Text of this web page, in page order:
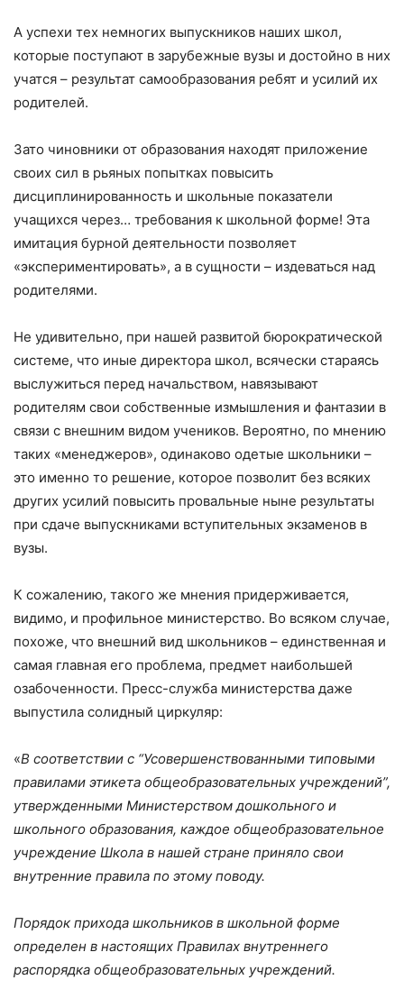
А успехи тех немногих выпускников наших школ,
которые поступают в зарубежные вузы и достойно в них
учатся – результат самообразования ребят и усилий их
родителей.
Зато чиновники от образования находят приложение
своих сил в рьяных попытках повысить
дисциплинированность и школьные показатели
учащихся через… требования к школьной форме! Эта
имитация бурной деятельности позволяет
«экспериментировать», а в сущности – издеваться над
родителями.
Не удивительно, при нашей развитой бюрократической
системе, что иные директора школ, всячески стараясь
выслужиться перед начальством, навязывают
родителям свои собственные измышления и фантазии в
связи с внешним видом учеников. Вероятно, по мнению
таких «менеджеров», одинаково одетые школьники –
это именно то решение, которое позволит без всяких
других усилий повысить провальные ныне результаты
при сдаче выпускниками вступительных экзаменов в
вузы.
К сожалению, такого же мнения придерживается,
видимо, и профильное министерство. Во всяком случае,
похоже, что внешний вид школьников – единственная и
самая главная его проблема, предмет наибольшей
озабоченности. Пресс-служба министерства даже
выпустила солидный циркуляр:
«В соответствии с “Усовершенствованными типовыми
правилами этикета общеобразовательных учреждений”,
утвержденными Министерством дошкольного и
школьного образования, каждое общеобразовательное
учреждение Школа в нашей стране приняло свои
внутренние правила по этому поводу.
Порядок прихода школьников в школьной форме
определен в настоящих Правилах внутреннего
распорядка общеобразовательных учреждений.